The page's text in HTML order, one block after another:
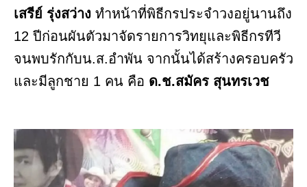
เสรีย์ รุ่งสว่าง ทำหน้าที่พิธีกรประจำวงอยู่นานถึง
12 ปีก่อนผันตัวมาจัดรายการวิทยุและพิธีกรทีวี
จนพบรักกับน.ส.อำพัน จากนั้นได้สร้างครอบครัว
และมีลูกชาย 1 คน คือ ด.ช.สมัคร สุนทรเวช